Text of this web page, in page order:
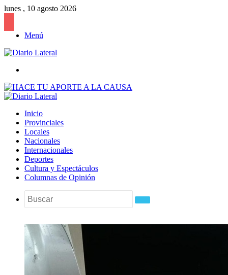
lunes , 10 agosto 2026
Menú
Inicio
Provinciales
Locales
Nacionales
Internacionales
Deportes
Cultura y Espectáculos
Columnas de Opinión
Buscar